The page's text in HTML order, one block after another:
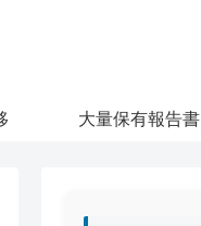
大量保有報告書